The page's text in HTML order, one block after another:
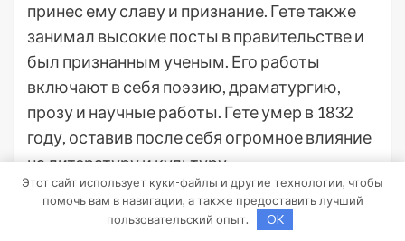
принес ему славу и признание. Гете также
занимал высокие посты в правительстве и
был признанным ученым. Его работы
включают в себя поэзию, драматургию,
прозу и научные работы. Гете умер в 1832
году, оставив после себя огромное влияние
на литературу и культуру.
Этот сайт использует куки-файлы и другие технологии, чтобы
помочь вам в навигации, а также предоставить лучший
пользовательский опыт.
OK